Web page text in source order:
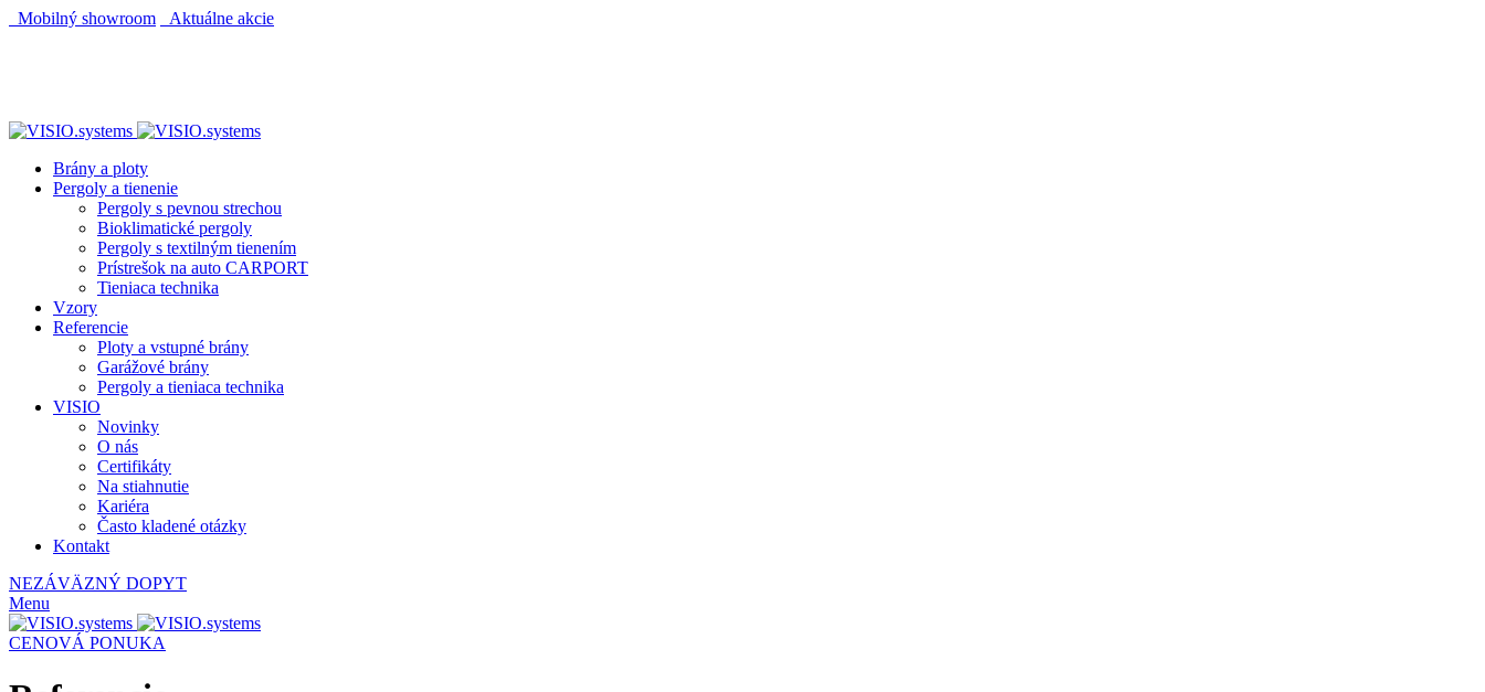
Mobilný showroom
Aktuálne akcie
Brány a ploty
Pergoly a tienenie
Pergoly s pevnou strechou
Bioklimatické pergoly
Pergoly s textilným tienením
Prístrešok na auto CARPORT
Tieniaca technika
Vzory
Referencie
Ploty a vstupné brány
Garážové brány
Pergoly a tieniaca technika
VISIO
Novinky
O nás
Certifikáty
Na stiahnutie
Kariéra
Často kladené otázky
Kontakt
NEZÁVÄZNÝ DOPYT
Menu
CENOVÁ PONUKA